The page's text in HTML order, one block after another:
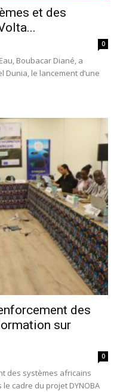
et des
0
Boubacar Diané, a
Dunia, le lancement d’une
des
sur
0
des systèmes africains
cadre du projet DYNOBA